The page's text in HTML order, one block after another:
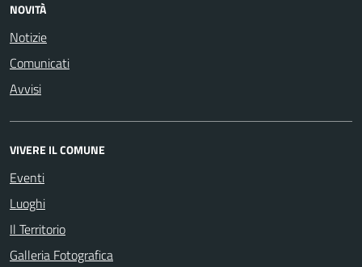
NOVITÀ
Notizie
Comunicati
Avvisi
VIVERE IL COMUNE
Eventi
Luoghi
Il Territorio
Galleria Fotografica